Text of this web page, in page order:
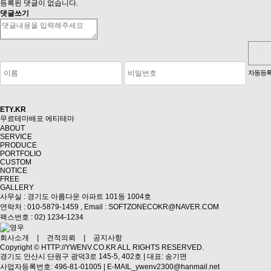
등록된 댓글이 없습니다.
댓글쓰기
자동등
ETY.KR
무료테마배포 에티테마
ABOUT
SERVICE
PRODUCE
PORTFOLIO
CUSTOM
NOTICE
FREE
GALLERY
사무실 : 경기도 아름다운 아파트 101동 1004호
연락처 : 010-5879-1459 , Email : SOFTZONECOKR@NAVER.COM
팩스번호 : 02) 1234-1234
회사소개 | 견적의뢰 |
공지사항
Copyright © HTTP://YWENV.CO.KR ALL RIGHTS RESERVED.
경기도 안산시 단원구 광덕3로 145-5, 402호 | 대표: 송기면
사업자등록번호: 496-81-01005 | E-MAIL_ywenv2300@hanmail.net